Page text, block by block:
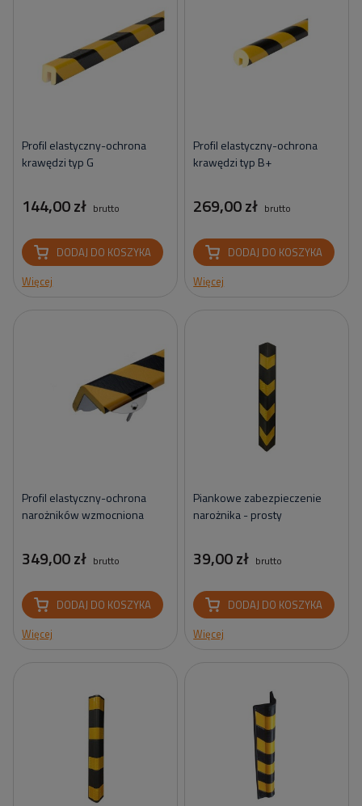
Profil elastyczny-ochrona
krawędzi typ G
144,00 zł brutto
DODAJ DO KOSZYKA
Więcej
Profil elastyczny-ochrona
krawędzi typ B+
269,00 zł brutto
DODAJ DO KOSZYKA
Więcej
Profil elastyczny-ochrona
narożników wzmocniona
349,00 zł brutto
DODAJ DO KOSZYKA
Więcej
Piankowe zabezpieczenie
narożnika - prosty
39,00 zł brutto
DODAJ DO KOSZYKA
Więcej